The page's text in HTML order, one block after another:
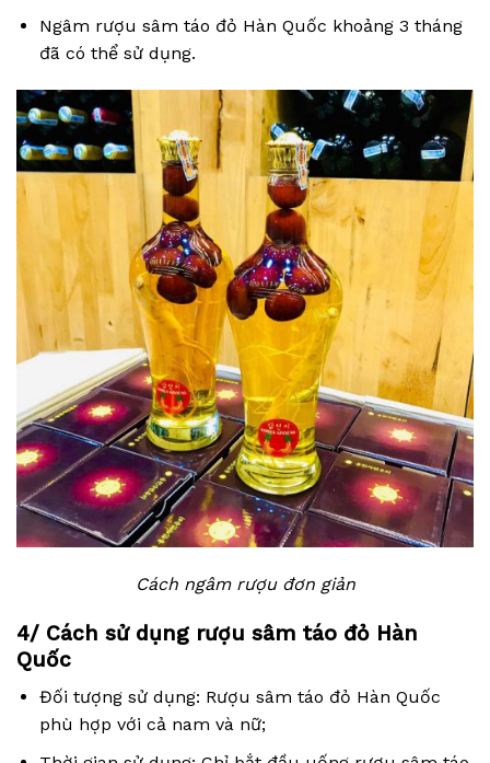
Ngâm rượu sâm táo đỏ Hàn Quốc khoảng 3 tháng
đã có thể sử dụng.
Cách ngâm rượu đơn giản
4/ Cách sử dụng rượu sâm táo đỏ Hàn
Quốc
Đối tượng sử dụng: Rượu sâm táo đỏ Hàn Quốc
phù hợp với cả nam và nữ;